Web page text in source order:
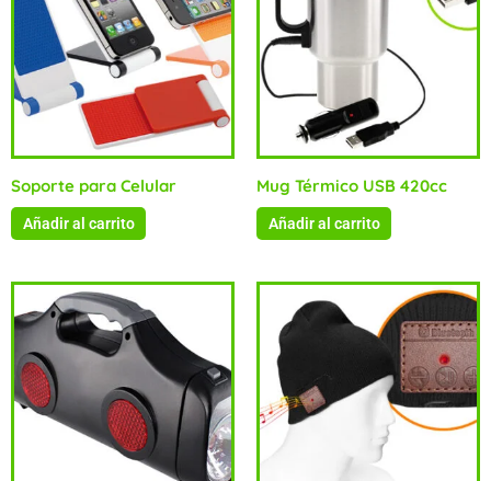
Soporte para Celular
Añadir al carrito
Mug Térmico USB 420cc
Añadir al carrito